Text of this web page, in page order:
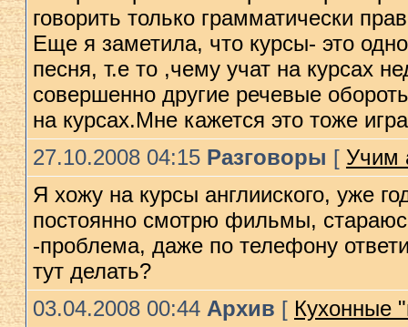
говорить только грамматически
Еще я заметила, что курсы- это
песня, т.е то ,чему учат на курсах
совершенно другие речевые
на курсах.Мне кажется это тоже
27.10.2008 04:15 Разговоры [ Учим
Я хожу на курсы англииского, уже
постоянно смотрю фильмы,
-проблема, даже по телефону
тут делать?
03.04.2008 00:44 Архив [ Кухонные